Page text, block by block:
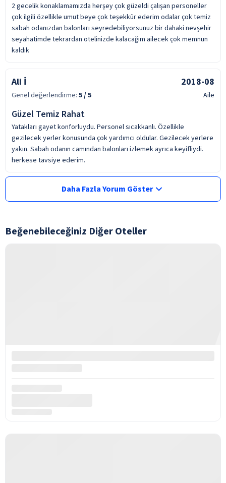
2 gecelik konaklamamızda herşey çok güzeldi çalışan personeller
çok ilgili özellikle umut beye çok teşekkür ederim odalar çok temiz
sabah odanızdan balonları seyredebiliyorsunuz bir dahaki nevşehir
seyahatimde tekrardan otelinizde kalacağım ailecek çok memnun
kaldık
Ali İ 2018-08
Genel değerlendirme: 5/ 5 Aile
Güzel Temiz Rahat
Yatakları gayet konforluydu. Personel sıcakkanlı. Özellikle
gezilecek yerler konusunda çok yardımcı oldular. Gezilecek yerlere
yakın. Sabah odanın camından balonları izlemek ayrıca keyifliydi.
herkese tavsiye ederim.
Daha Fazla Yorum Göster
Beğenebileceğiniz Diğer Oteller